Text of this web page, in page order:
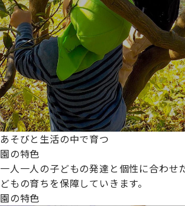
あそびと生活の中で育つ
園の特色
一人一人の子どもの発達と個性に合わせ
どもの育ちを保障していきます。
園の特色